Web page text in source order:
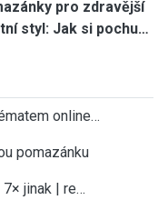
pro zdravější
styl: Jak si pochu…
online…
pomazánku
jinak | re…